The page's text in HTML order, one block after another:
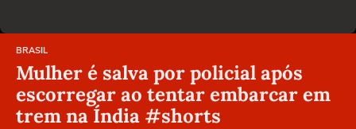
BRASIL
Mulher é salva por policial após
escorregar ao tentar embarcar em
trem na Índia #shorts